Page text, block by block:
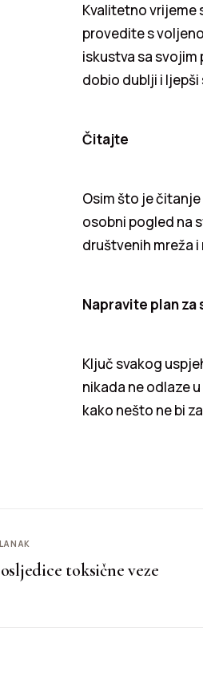
Kvalitetno vrijeme
provedite s
iskustva sa
dobio dublji i ljepši
Čitajte
Osim što je
osobni pogled na
društvenih mreža
Napravite plan za
Ključ svakog
nikada ne odlaze
kako nešto ne bi
toksične veze